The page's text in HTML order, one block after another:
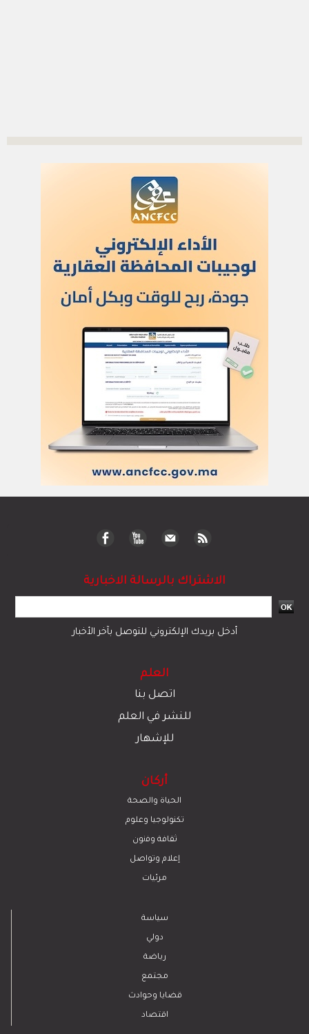
الاشتراك بالرسالة الاخبارية
أدخل بريدك الإلكتروني للتوصل بآخر الأخبار
العلم
اتصل بنا
للنشر في العلم
للإشهار
أركان
الحياة والصحة
تكنولوجيا وعلوم
ﺛﻘﺎﻓﺔ وﻓﻧون
إعلام وتواصل
مرئيات
سياسة
دولي
رياضة
مجتمع
قضايا وحوادث
اقتصاد